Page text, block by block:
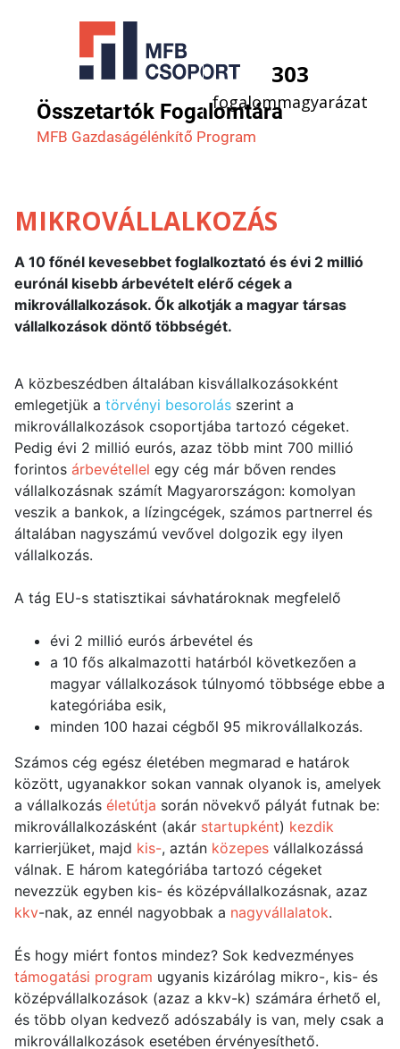
Összetartók Fogalomtára
MFB Gazdaság­élénkítő Program
303
fogalommagyarázat
MIKROVÁLLALKOZÁS
A 10 főnél kevesebbet foglalkoztató és évi 2 millió
eurónál kisebb árbevételt elérő cégek a
mikrovállalkozások. Ők alkotják a magyar társas
vállalkozások döntő többségét.
A közbeszédben általában kisvállalkozásokként
emlegetjük a törvényi besorolás szerint a
mikrovállalkozások csoportjába tartozó cégeket.
Pedig évi 2 millió eurós, azaz több mint 700 millió
forintos árbevétellel egy cég már bőven rendes
vállalkozásnak számít Magyarországon: komolyan
veszik a bankok, a lízingcégek, számos partnerrel és
általában nagyszámú vevővel dolgozik egy ilyen
vállalkozás.
A tág EU-s statisztikai sávhatároknak megfelelő
évi 2 millió eurós árbevétel és
a 10 fős alkalmazotti határból következően a
magyar vállalkozások túlnyomó többsége ebbe a
kategóriába esik,
minden 100 hazai cégből 95 mikrovállalkozás.
Számos cég egész életében megmarad e határok
között, ugyanakkor sokan vannak olyanok is, amelyek
a vállalkozás életútja során növekvő pályát futnak be:
mikrovállalkozásként (akár startupként) kezdik
karrierjüket, majd kis-, aztán közepes vállalkozássá
válnak. E három kategóriába tartozó cégeket
nevezzük egyben kis- és középvállalkozásnak, azaz
kkv-nak, az ennél nagyobbak a nagyvállalatok.
És hogy miért fontos mindez? Sok kedvezményes
támogatási program ugyanis kizárólag mikro-, kis- és
középvállalkozások (azaz a kkv-k) számára érhető el,
és több olyan kedvező adószabály is van, mely csak a
mikrovállalkozások esetében érvényesíthető.